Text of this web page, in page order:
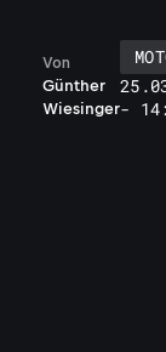
Günther
Wiesinger
Von
-